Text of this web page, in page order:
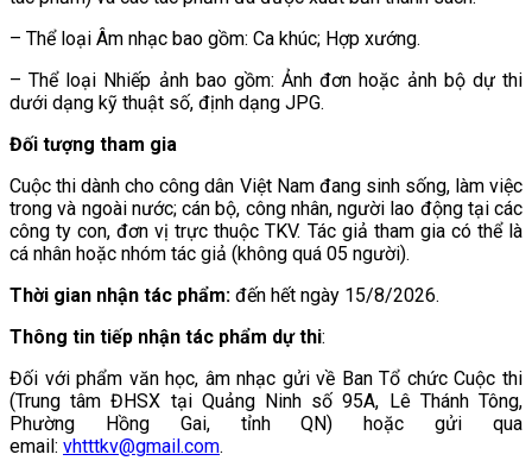
– Thể loại Âm nhạc bao gồm: Ca khúc; Hợp xướng.
– Thể loại Nhiếp ảnh bao gồm: Ảnh đơn hoặc ảnh bộ dự thi
dưới dạng kỹ thuật số, định dạng JPG.
Đối tượng tham gia
Cuộc thi dành cho công dân Việt Nam đang sinh sống, làm việc
trong và ngoài nước; cán bộ, công nhân, người lao động tại các
công ty con, đơn vị trực thuộc TKV. Tác giả tham gia có thể là
cá nhân hoặc nhóm tác giả (không quá 05 người).
Thời gian nhận tác phẩm: đến hết ngày 15/8/2026.
Thông tin tiếp nhận tác phẩm dự thi:
Đối với phẩm văn học, âm nhạc gửi về Ban Tổ chức Cuộc thi
(Trung tâm ĐHSX tại Quảng Ninh số 95A, Lê Thánh Tông,
Phường Hồng Gai, tỉnh QN) hoặc gửi qua
email: vhtttkv@gmail.com.